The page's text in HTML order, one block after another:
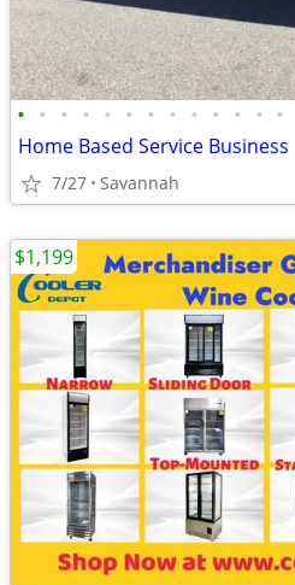
• • • • • • • • • • • • •
Home Based Service Business
7/27 Savannah
$1,199